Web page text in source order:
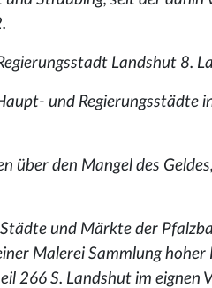
Landshut 8.
und Regierungsstädte
über den Mangel des
und Märkte der
Malerei Sammlung
266 S. Landshut im eignen